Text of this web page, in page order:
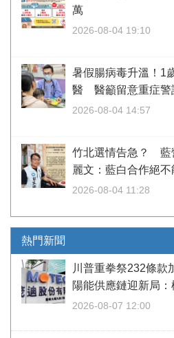
萬
2026-08-04 19:10
暑假腸病毒升溫！1
醫 醫籲留意重症警
2026-08-04 14:57
竹北選情告急？ 藍
麗文：藍白合作絕
2026-08-04 11:28
熱門新聞
川普重拳祭232條款
陽能供應鏈迎新局
2026-08-07 12:00